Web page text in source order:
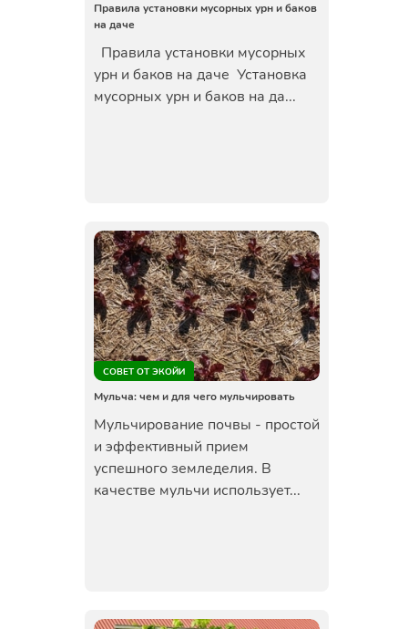
Правила установки мусорных урн и баков
на даче
Правила установки мусорных
урн и баков на даче Установка
мусорных урн и баков на да...
СОВЕТ ОТ ЭКОЙИ
Мульча: чем и для чего мульчировать
Мульчирование почвы - простой
и эффективный прием
успешного земледелия. В
качестве мульчи использует...